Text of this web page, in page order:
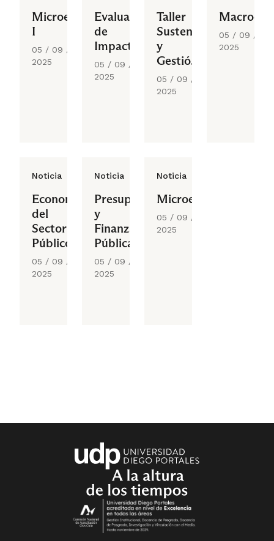
Microeconomía
I
05 / 09 /
2025
Evaluación
de
Impacto
05 / 09 /
2025
Taller
Sustentabilidad
y
Gestión
de
Proyectos
05 / 09 /
2025
05 / 09 /
2025
Noticia
Economía
del
Sector
Público
05 / 09 /
2025
Noticia
Presupuesto
y
Finanzas
Públicas
05 / 09 /
2025
Noticia
Microeconomía
05 / 09 /
2025